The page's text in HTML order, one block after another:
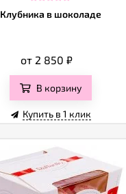
Клубника в шоколаде
от 2 850 ₽
В корзину
Купить в 1 клик